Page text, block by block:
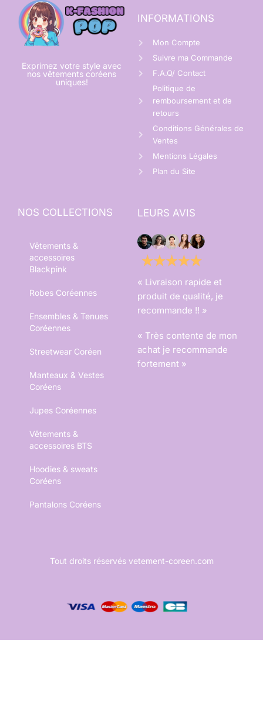
Exprimez votre style avec
nos vêtements coréens
uniques!
INFORMATIONS
Mon Compte
Suivre ma Commande
F.A.Q/ Contact
Politique de
remboursement et de
retours
Conditions Générales de
Ventes
Mentions Légales
Plan du Site
NOS COLLECTIONS
Vêtements &
accessoires
Blackpink
Robes Coréennes
Ensembles & Tenues
Coréennes
Streetwear Coréen
Manteaux & Vestes
Coréens
Jupes Coréennes
Vêtements &
accessoires BTS
Hoodies & sweats
Coréens
Pantalons Coréens
LEURS AVIS
« Livraison rapide et
produit de qualité, je
recommande !! »
« Très contente de mon
achat je recommande
fortement »
Tout droits réservés vetement-coreen.com